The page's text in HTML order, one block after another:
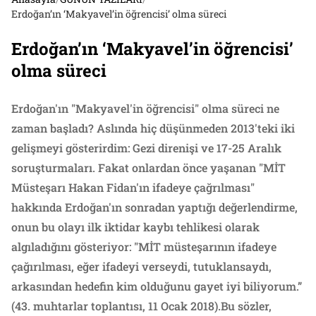
Erdoğan’ın ‘Makyavel’in öğrencisi’ olma süreci
Erdoğan’ın ‘Makyavel’in öğrencisi’
olma süreci
Erdoğan'ın "Makyavel'in öğrencisi" olma süreci ne
zaman başladı? Aslında hiç düşünmeden 2013'teki iki
gelişmeyi gösterirdim: Gezi direnişi ve 17-25 Aralık
soruşturmaları. Fakat onlardan önce yaşanan "MİT
Müsteşarı Hakan Fidan'ın ifadeye çağrılması"
hakkında Erdoğan'ın sonradan yaptığı değerlendirme,
onun bu olayı ilk iktidar kaybı tehlikesi olarak
algıladığını gösteriyor: "MİT müsteşarının ifadeye
çağırılması, eğer ifadeyi verseydi, tutuklansaydı,
arkasından hedefin kim olduğunu gayet iyi biliyorum.”
(43. muhtarlar toplantısı, 11 Ocak 2018).Bu sözler,